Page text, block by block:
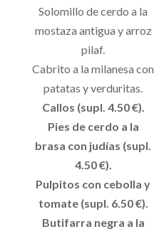
Solomillo de cerdo a la
mostaza antigua y arroz
pilaf.
Cabrito a la milanesa con
patatas y verduritas.
Callos (supl. 4.50 €).
Pies de cerdo a la
brasa con judías (supl.
4.50 €).
Pulpitos con cebolla y
tomate (supl. 6.50 €).
Butifarra negra a la